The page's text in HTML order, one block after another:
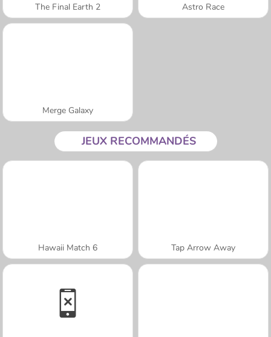
The Final Earth 2 Astro Race
Merge Galaxy
JEUX RECOMMANDÉS
Hawaii Match 6 Tap Arrow Away